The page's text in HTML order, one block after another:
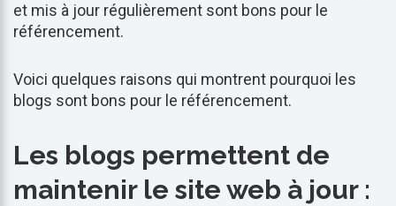
et mis à jour régulièrement sont bons pour le
référencement.
Voici quelques raisons qui montrent pourquoi les
blogs sont bons pour le référencement.
Les blogs permettent de
maintenir le site web à jour :